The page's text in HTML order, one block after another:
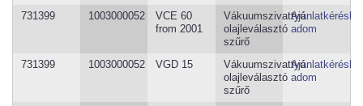
731399 1003000052
VCE 60
from 2001
Vákuumszivattyú
olajleválasztó
szűrő
adom
731399 1003000052 VGD 15
Vákuumszivattyú
olajleválasztó
szűrő
adom